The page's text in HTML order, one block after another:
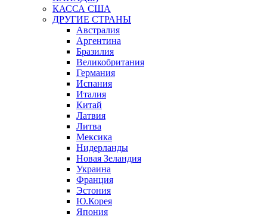
КАССА США
ДРУГИЕ СТРАНЫ
Австралия
Аргентина
Бразилия
Великобритания
Германия
Испания
Италия
Китай
Латвия
Литва
Мексика
Нидерланды
Новая Зеландия
Украина
Франция
Эстония
Ю.Корея
Япония